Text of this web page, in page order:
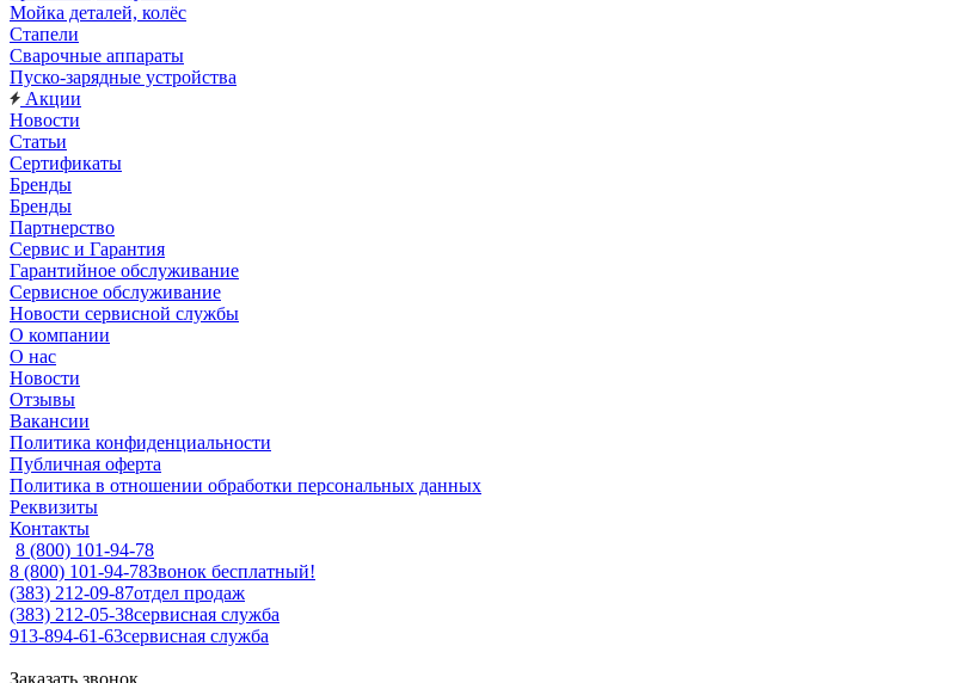
Мойка деталей, колёс
Стапели
Сварочные аппараты
Пуско-зарядные устройства
Акции
Новости
Статьи
Сертификаты
Бренды
Бренды
Партнерство
Сервис и Гарантия
Гарантийное обслуживание
Сервисное обслуживание
Новости сервисной службы
О компании
О нас
Новости
Отзывы
Вакансии
Политика конфиденциальности
Публичная оферта
Политика в отношении обработки персональных данных
Реквизиты
Контакты
8 (800) 101-94-78
8 (800) 101-94-78Звонок бесплатный!
(383) 212-09-87отдел продаж
(383) 212-05-38сервисная служба
913-894-61-63сервисная служба
Заказать звонок